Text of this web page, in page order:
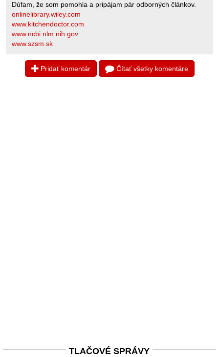
Dúfam, že som pomohla a pripájam pár odborných článkov.
onlinelibrary.wiley.com
www.kitchendoctor.com
www.ncbi.nlm.nih.gov
www.szsm.sk
Pridať komentár Čítať všetky komentáre
TLAČOVÉ SPRÁVY